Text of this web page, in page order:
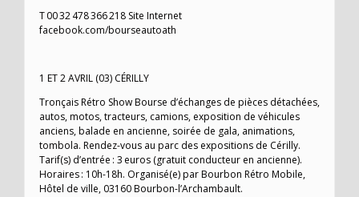
T 00 32 478 366 218 Site Internet
facebook.com/bourseautoath
1 ET 2 AVRIL (03) CÉRILLY
Tronçais Rétro Show Bourse d’échanges de pièces détachées,
autos, motos, tracteurs, camions, exposition de véhicules
anciens, balade en ancienne, soirée de gala, animations,
tombola. Rendez-vous au parc des expositions de Cérilly.
Tarif(s) d’entrée : 3 euros (gratuit conducteur en ancienne).
Horaires : 10h-18h. Organisé(e) par Bourbon Rétro Mobile,
Hôtel de ville, 03160 Bourbon-l’Archambault.